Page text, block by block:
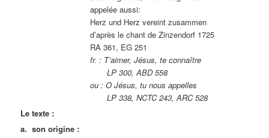
appelée aussi:
Herz und Herz vereint zusammen
d’après le chant de Zinzendorf 1725
RA 361, EG 251
fr. : T’aimer, Jésus, te connaître
LP 300, ABD 558
ou : O Jésus, tu nous appelles
LP 338, NCTC 243, ARC 528
Le texte :
a. son origine :